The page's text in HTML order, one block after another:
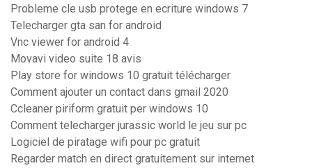
Probleme cle usb protege en ecriture windows 7
Telecharger gta san for android
Vnc viewer for android 4
Movavi video suite 18 avis
Play store for windows 10 gratuit télécharger
Comment ajouter un contact dans gmail 2020
Ccleaner piriform gratuit per windows 10
Comment telecharger jurassic world le jeu sur pc
Logiciel de piratage wifi pour pc gratuit
Regarder match en direct gratuitement sur internet